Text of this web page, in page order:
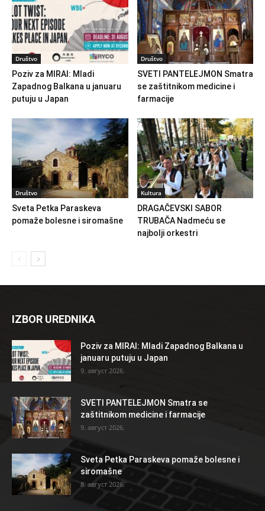
Društvo
Poziv za MIRAI: Mladi
Zapadnog Balkana u januaru
putuju u Japan
Društvo
SVETI PANTELEJMON Smatra
se zaštitnikom medicine i
farmacije
Društvo
Sveta Petka Paraskeva
pomaže bolesne i siromašne
Kultura
DRAGAČEVSKI SABOR
TRUBAČA Nadmeću se
najbolji orkestri
IZBOR UREDNIKA
Poziv za MIRAI: Mladi Zapadnog Balkana u
januaru putuju u Japan
9. август 2026.
SVETI PANTELEJMON Smatra se
zaštitnikom medicine i farmacije
9. август 2026.
Sveta Petka Paraskeva pomaže bolesne i
siromašne
8. август 2026.